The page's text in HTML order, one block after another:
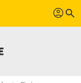
profil search